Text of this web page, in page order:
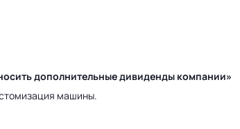
дополнительные дивиденды компании»
машины.